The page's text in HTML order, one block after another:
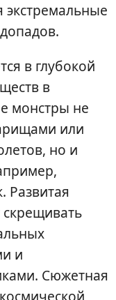
в глубокой
в
монстры не
или
но и
Развитая
скрещивать
и
Сюжетная